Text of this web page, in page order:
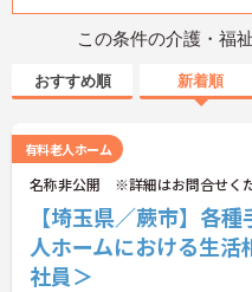
この条件の介護・福
おすすめ順 新着順
有料老人ホーム
名称非公開 ※詳細はお問合せく
【埼玉県／蕨市】各
人ホームにおける生
社員＞